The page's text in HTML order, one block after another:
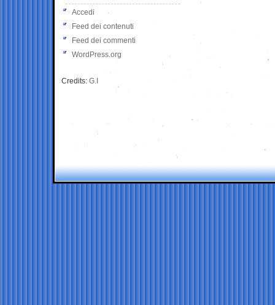
Accedi
Feed dei contenuti
Feed dei commenti
WordPress.org
Credits: G.I